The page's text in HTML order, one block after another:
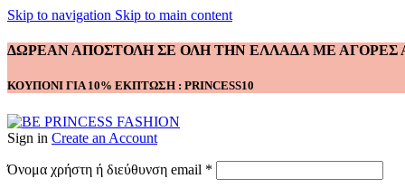
Skip to navigation Skip to main content
ΔΩΡΕΑΝ ΑΠΟΣΤΟΛΗ ΣΕ ΟΛΗ ΤΗΝ ΕΛΛΑΔΑ ΜΕ ΑΓΟΡΕΣ
ΚΟΥΠΟΝΙ ΓΙΑ 10% ΕΚΠΤΩΣΗ : PRINCESS10
Sign in Create an Account
Όνομα χρήστη ή διεύθυνση email *